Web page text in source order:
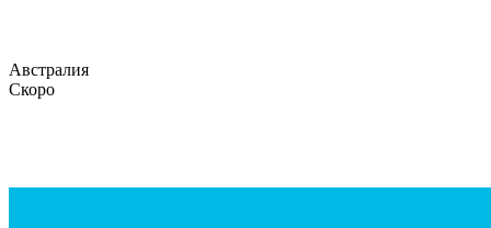
Австралия
Скоро